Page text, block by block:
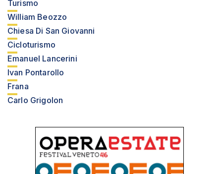
Turismo
William Beozzo
Chiesa Di San Giovanni
Cicloturismo
Emanuel Lancerini
Ivan Pontarollo
Frana
Carlo Grigolon